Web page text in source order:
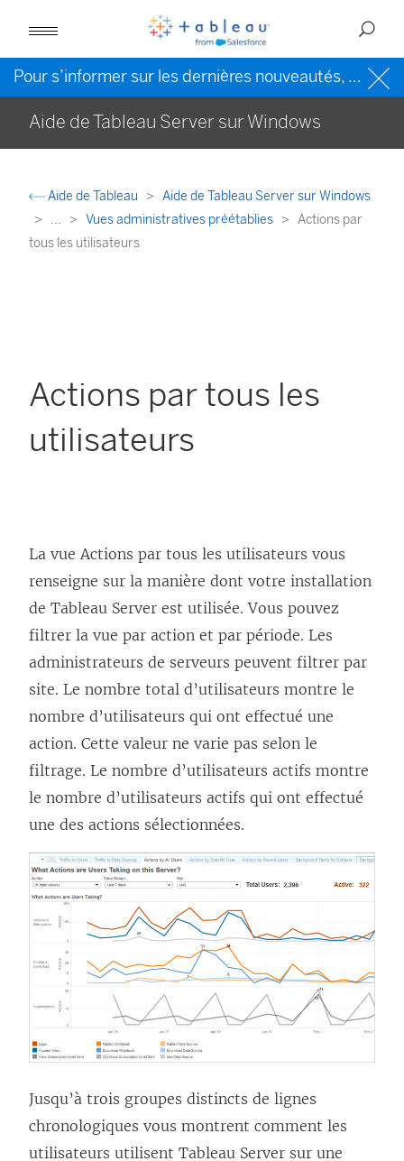
Pour s’informer sur les dernières nouveautés, veuillez consulter l’
Aide de Tableau Server sur Windows
Aide de Tableau
Aide de Tableau Server sur Windows
...
Vues administratives préétablies
Actions par
tous les utilisateurs
Actions par tous les
utilisateurs
La vue Actions par tous les utilisateurs vous
renseigne sur la manière dont votre installation
de Tableau Server est utilisée. Vous pouvez
filtrer la vue par action et par période. Les
administrateurs de serveurs peuvent filtrer par
site. Le nombre total d’utilisateurs montre le
nombre d’utilisateurs qui ont effectué une
action. Cette valeur ne varie pas selon le
filtrage. Le nombre d’utilisateurs actifs montre
le nombre d’utilisateurs actifs qui ont effectué
une des actions sélectionnées.
Jusqu’à trois groupes distincts de lignes
chronologiques vous montrent comment les
utilisateurs utilisent Tableau Server sur une